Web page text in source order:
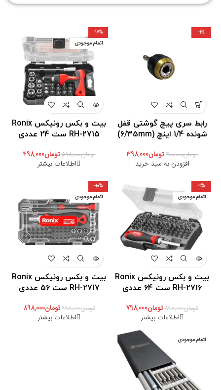
-1%
رابط سری پیچ گوشتی قفل
شونده 1/4 اینچ (6/35mm)
تومان400,000 تومان398,000
افزودن به سبد خرید
-17%
اتمام موجودی
بیت و بکس رونیکس Ronix
RH-2715 ست 24 عددی
تومان598,000 تومان498,000
اطلاعات بیشتر
-11%
اتمام موجودی
بیت و بکس رونیکس Ronix
RH-2716 ست 64 عددی
تومان898,000 تومان798,000
اطلاعات بیشتر
-10%
اتمام موجودی
بیت و بکس رونیکس Ronix
RH-2717 ست 56 عددی
تومان998,000 تومان898,000
اطلاعات بیشتر
اتمام موجودی